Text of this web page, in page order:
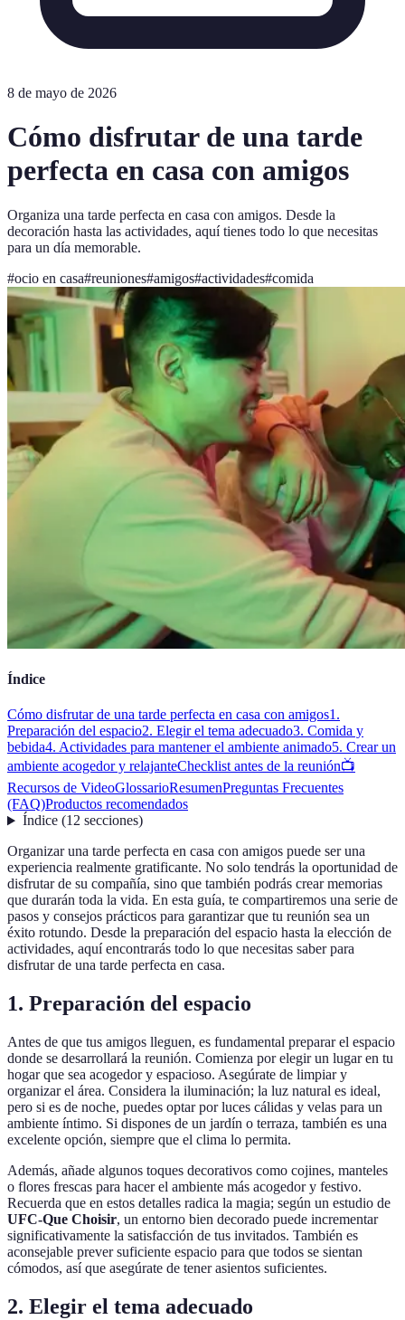
8 de mayo de 2026
Cómo disfrutar de una tarde
perfecta en casa con amigos
Organiza una tarde perfecta en casa con amigos. Desde la
decoración hasta las actividades, aquí tienes todo lo que necesitas
para un día memorable.
#ocio en casa#reuniones#amigos#actividades#comida
Índice
Cómo disfrutar de una tarde perfecta en casa con amigos1.
Preparación del espacio2. Elegir el tema adecuado3. Comida y
bebida4. Actividades para mantener el ambiente animado5. Crear un
ambiente acogedor y relajanteChecklist antes de la reunión📺
Recursos de VideoGlossarioResumenPreguntas Frecuentes
(FAQ)Productos recomendados
Índice(12 secciones)
Organizar una tarde perfecta en casa con amigos puede ser una
experiencia realmente gratificante. No solo tendrás la oportunidad de
disfrutar de su compañía, sino que también podrás crear memorias
que durarán toda la vida. En esta guía, te compartiremos una serie de
pasos y consejos prácticos para garantizar que tu reunión sea un
éxito rotundo. Desde la preparación del espacio hasta la elección de
actividades, aquí encontrarás todo lo que necesitas saber para
disfrutar de una tarde perfecta en casa.
1. Preparación del espacio
Antes de que tus amigos lleguen, es fundamental preparar el espacio
donde se desarrollará la reunión. Comienza por elegir un lugar en tu
hogar que sea acogedor y espacioso. Asegúrate de limpiar y
organizar el área. Considera la iluminación; la luz natural es ideal,
pero si es de noche, puedes optar por luces cálidas y velas para un
ambiente íntimo. Si dispones de un jardín o terraza, también es una
excelente opción, siempre que el clima lo permita.
Además, añade algunos toques decorativos como cojines, manteles
o flores frescas para hacer el ambiente más acogedor y festivo.
Recuerda que en estos detalles radica la magia; según un estudio de
UFC-Que Choisir, un entorno bien decorado puede incrementar
significativamente la satisfacción de tus invitados. También es
aconsejable prever suficiente espacio para que todos se sientan
cómodos, así que asegúrate de tener asientos suficientes.
2. Elegir el tema adecuado